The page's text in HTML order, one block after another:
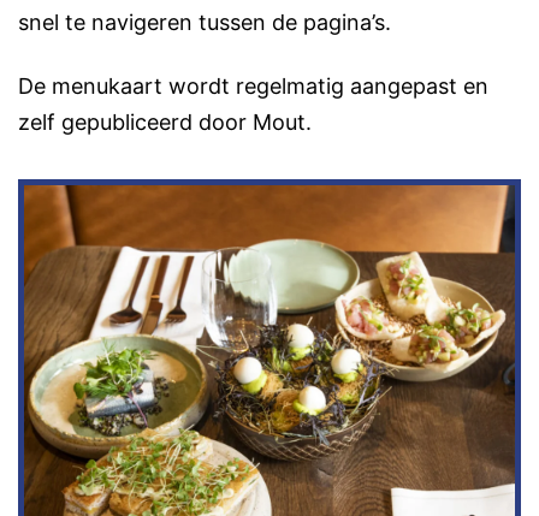
snel te navigeren tussen de pagina’s.
De menukaart wordt regelmatig aangepast en
zelf gepubliceerd door Mout.